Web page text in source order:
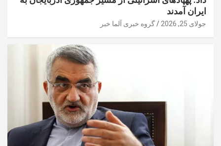
ایران آمدند
جولای 25, 2026 گروه خبری آلما خبر